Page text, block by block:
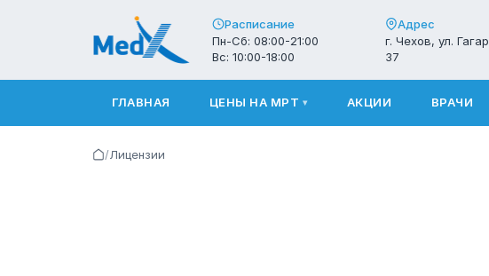
Расписание
Пн-Сб: 08:00-21:00
Вс: 10:00-18:00
Адрес
г. Чехов, ул.
37
ГЛАВНАЯ ЦЕНЫ НА МРТ ▾ АКЦИИ ВРАЧИ
/Лицензии